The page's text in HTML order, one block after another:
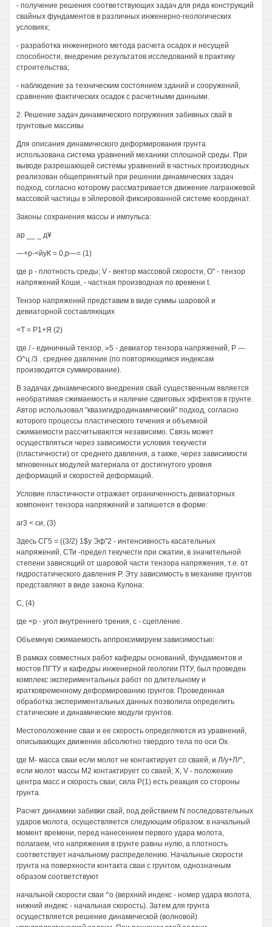
- получение решения соответствующих задач для ряда конструкций
свайных фундаментов в различных инженерно-геологических
условиях;
- разработка инженерного метода расчета осадок и несущей
способности, внедрение результатов исследований в практику
строительства;
- наблюдение за техническим состоянием зданий и сооружений,
сравнение фактических осадок с расчетными данными.
2. Решение задач динамического погружения забивных свай в
грунтовые массивы
Для описания динамического деформирования грунта
использована система уравнений механики сплошной среды. При
выводе разрешающей системы уравнений в частных производных
реализован общепринятый при решении динамических задач
подход, согласно которому рассматривается движение лагранжевой
массовой частицы в эйлеровой фиксированной системе координат.
Законы сохранения массы и импульса:
ар __ _ д¥
—+р-<йуК = 0,р—= (1)
где р - плотность среды; V - вектор массовой скорости, О" - тензор
напряжений Коши, - частная производная по времени t.
Тензор напряжений представим в виде суммы шаровой и
девиаторной составляющих
<Т = Р1+Я (2)
где / - единичный тензор, »5 - девиатор тензора напряжений, Р —
О^ц /3 . среднее давление (по повторяющимся индексам
производится суммирование).
В задачах динамического внедрения свай существенным является
необратимая сжимаемость и наличие сдвиговых эффектов в грунте.
Автор использовал "квазигидродинамический" подход, согласно
которого процессы пластического течения и объемной
сжимаемости рассчитываются независимо. Связь может
осуществляться через зависимости условия текучести
(пластичности) от среднего давления, а также, через зависимости
мгновенных модулей материала от достигнутого уровня
деформаций и скоростей деформаций.
Условие пластичности отражает ограниченность девиаторных
компонент тензора напряжений и запишется в форме:
аг3 < си, (3)
Здесь СГ5 = ((3/2) 1$у Эф"2 - интенсивность касательных
напряжений, СТи -предел текучести при сжатии, в значительной
степени зависящий от шаровой части тензора напряжения, т.е. от
гидростатического давления Р. Эту зависимость в механике грунтов
представляют в виде закона Кулона:
С, (4)
где <р - угол внутреннего трения, с - сцепление.
Объемную сжимаемость аппроксимируем зависимостью:
В рамках совместных работ кафедры оснований, фундаментов и
мостов ПГТУ и кафедры инженерной геологии ПТУ, был проведен
комплекс экспериментальных работ по длительному и
кратковременному деформированию грунтов. Проведенная
обработка экспериментальных данных позволила определить
статические и динамические модули грунтов.
Местоположение сваи и ее скорость определяются из уравнений,
описывающих движение абсолютно твердого тела по оси Ох.
где М- масса сваи если молот не контактирует со сваей, и Л/у+Л/^,
если молот массы М2 контактирует со сваей; X, V - положение
центра масс и скорость сваи; сила Р(1) есть реакция со стороны
грунта.
Расчет динамики забивки свай, под действием N последовательных
ударов молота, осуществляется следующим образом: в начальный
момент времени, перед нанесением первого удара молота,
полагаем, что напряжения в грунте равны нулю, а плотность
соответствует начальному распределению. Начальные скорости
грунта на поверхности контакта сваи с грунтом, однозначным
образом соответствуют
начальной скорости сваи ^о (верхний индекс - номер удара молота,
нижний индекс - начальная скорость). Затем для грунта
осуществляется решение динамической (волновой)